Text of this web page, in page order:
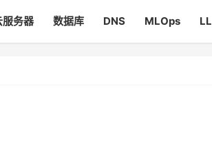
服务器 数据库 DNS MLOps